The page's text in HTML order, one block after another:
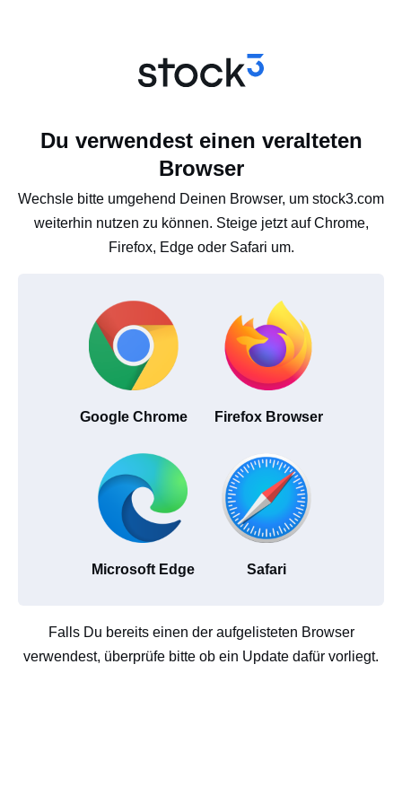
Du verwendest einen veralteten
Browser
Wechsle bitte umgehend Deinen Browser, um stock3.com
weiterhin nutzen zu können. Steige jetzt auf Chrome,
Firefox, Edge oder Safari um.
Google Chrome Firefox Browser
Microsoft Edge Safari
Falls Du bereits einen der aufgelisteten Browser
verwendest, überprüfe bitte ob ein Update dafür vorliegt.